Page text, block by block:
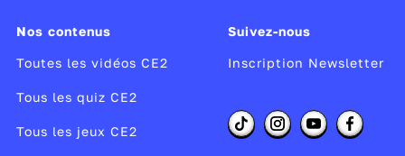
Nos contenus
Toutes les vidéos CE2
Tous les quiz CE2
Tous les jeux CE2
Suivez-nous
Inscription Newsletter